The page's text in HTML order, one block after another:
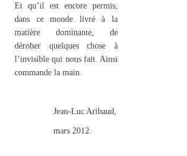
Et qu’il est encore permis,
dans ce monde livré à la
matière dominante, de
dérober quelques chose à
l’invisible qui nous fait. Ainsi
commande la main.
Jean-Luc Aribaud,
mars 2012.